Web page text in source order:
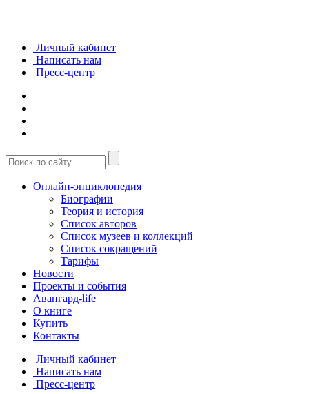
Личный кабинет
Написать нам
Пресс-центр
Онлайн-энциклопедия
Биографии
Теория и история
Список авторов
Список музеев и коллекций
Список сокращений
Тарифы
Новости
Проекты и события
Авангард-life
О книге
Купить
Контакты
Личный кабинет
Написать нам
Пресс-центр